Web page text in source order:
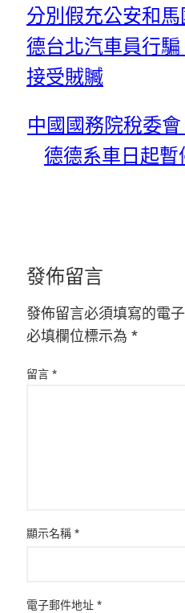
分別假充公安和馬
德台北汽車員行
接受賊贓
中國國務院稅委會
德德系車日起
發佈留言
發佈留言必須填寫的電
必填欄位標示為 *
留言 *
顯示名稱 *
電子郵件地址 *